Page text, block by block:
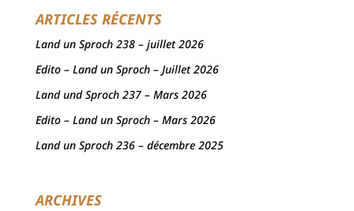
ARTICLES RÉCENTS
Land un Sproch 238 – juillet 2026
Edito – Land un Sproch – Juillet 2026
Land und Sproch 237 – Mars 2026
Edito – Land un Sproch – Mars 2026
Land un Sproch 236 – décembre 2025
ARCHIVES